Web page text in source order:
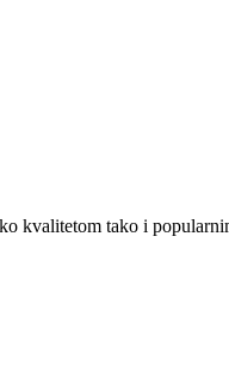
kvalitetom tako i